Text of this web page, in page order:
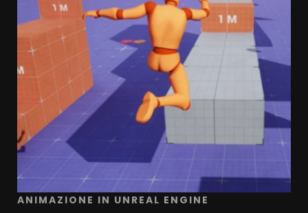
ANIMAZIONE IN UNREAL ENGINE